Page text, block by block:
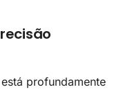
profundamente